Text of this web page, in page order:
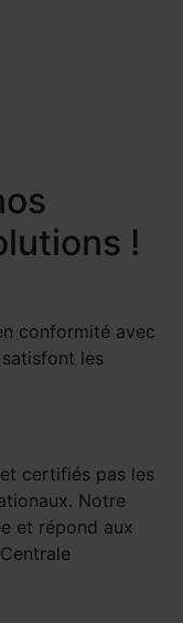
!
conformité avec
les
certifiés pas les
Notre
et répond aux